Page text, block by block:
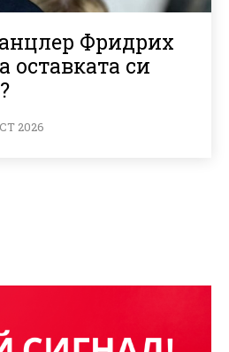
Фридрих
оставката си
2026